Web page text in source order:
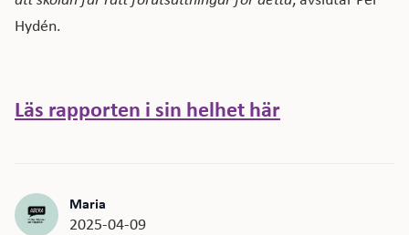
Hydén.
Läs rapporten i sin helhet här
Maria
2025-04-09